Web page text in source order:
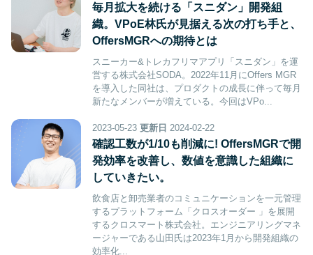
毎月拡大を続ける「スニダン」開発組
織。VPoE林氏が見据える次の打ち手と、
OffersMGRへの期待とは
スニーカー&トレカフリマアプリ「スニダン」を運
営する株式会社SODA。2022年11月にOffers MGR
を導入した同社は、プロダクトの成長に伴って毎月
新たなメンバーが増えている。今回はVPo...
2023-05-23 更新日 2024-02-22
確認工数が1/10も削減に! OffersMGRで開
発効率を改善し、数値を意識した組織に
していきたい。
飲食店と卸売業者のコミュニケーションを一元管理
するプラットフォーム「クロスオーダー 」を展開
するクロスマート株式会社。エンジニアリングマネ
ージャーである山田氏は2023年1月から開発組織の
効率化...